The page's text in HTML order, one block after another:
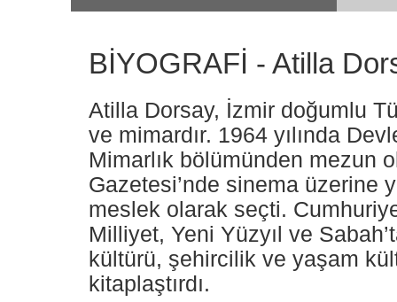
BİYOGRAFİ - Atilla
Atilla Dorsay, İzmir doğumlu
ve mimardır. 1964 yılında
Mimarlık bölümünden mezun
Gazetesi’nde sinema üzerine
meslek olarak seçti.
Milliyet, Yeni Yüzyıl ve
kültürü, şehircilik ve yaşam
kitaplaştırdı.